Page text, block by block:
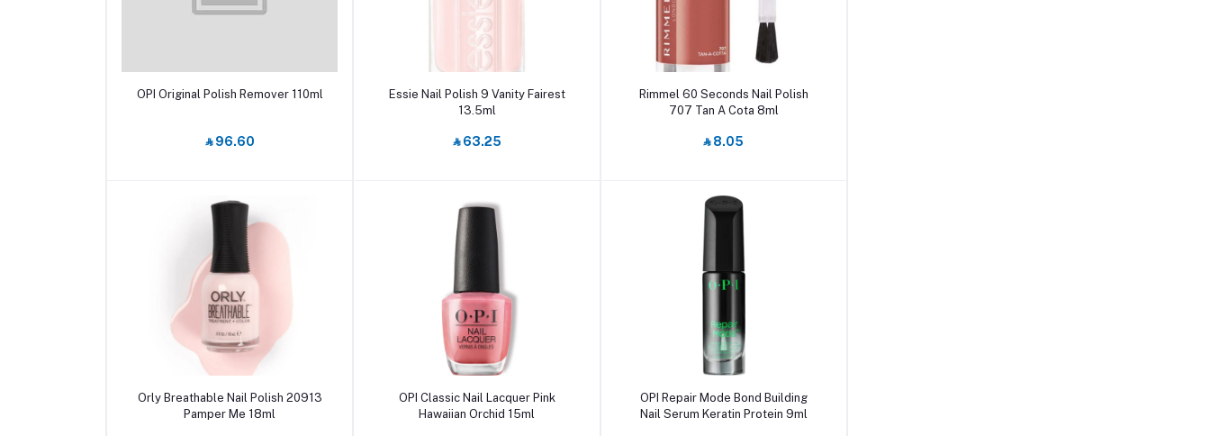
أضف إلى السلة
Rimmel 60 Seconds Nail Polish
707 Tan A Cota 8ml
‎⃁ 8.05
أضف إلى السلة
Essie Nail Polish 9 Vanity Fairest
13.5ml
‎⃁ 63.25
أضف إلى السلة
OPI Original Polish Remover 110ml
‎⃁ 96.60
أضف إلى السلة
OPI Repair Mode Bond Building
Nail Serum Keratin Protein 9ml
أضف إلى السلة
OPI Classic Nail Lacquer Pink
Hawaiian Orchid 15ml
أضف إلى السلة
Orly Breathable Nail Polish 20913
Pamper Me 18ml